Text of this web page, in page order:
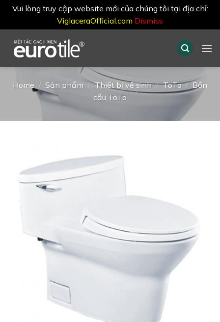
Vui lòng truy cập website mới của chúng tôi tại địa chỉ:
ViglaceraOfficial.com Dismiss
content
Home / Sản phẩm / Thiết bị vệ sinh / ToTo / Bồn
cầu ToTo